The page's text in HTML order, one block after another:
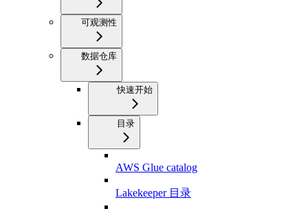
可观测性
数据仓库
快速开始
目录
AWS Glue catalog
Lakekeeper 目录